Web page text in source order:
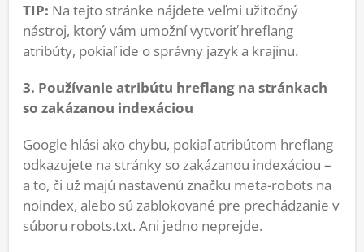
TIP: Na tejto stránke nájdete veľmi užitočný
nástroj, ktorý vám umožní vytvoriť hreflang
atribúty, pokiaľ ide o správny jazyk a krajinu.
3. Používanie atribútu hreflang na stránkach
so zakázanou indexáciou
Google hlási ako chybu, pokiaľ atribútom hreflang
odkazujete na stránky so zakázanou indexáciou –
a to, či už majú nastavenú značku meta-robots na
noindex, alebo sú zablokované pre prechádzanie v
súboru robots.txt. Ani jedno neprejde.